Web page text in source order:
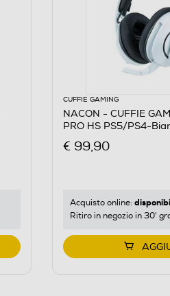
CUFFIE GAMING
NACON - CUFFIE
PRO HS PS5/PS4-
€ 99,90
Acquisto online:
Ritiro in negozio in 30'